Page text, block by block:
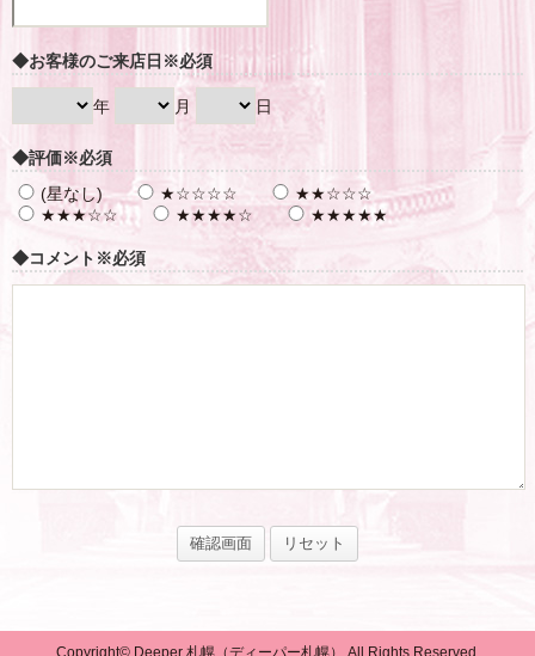
◆お客様のご来店日 ※必須
年 月 日
◆評価※必須
(星なし)
★☆☆☆☆
★★☆☆☆
★★★☆☆
★★★★☆ ★★★★★
◆コメント ※必須
Copyright© Deeper 札幌（ディーパー札幌） All Rights Reserved.